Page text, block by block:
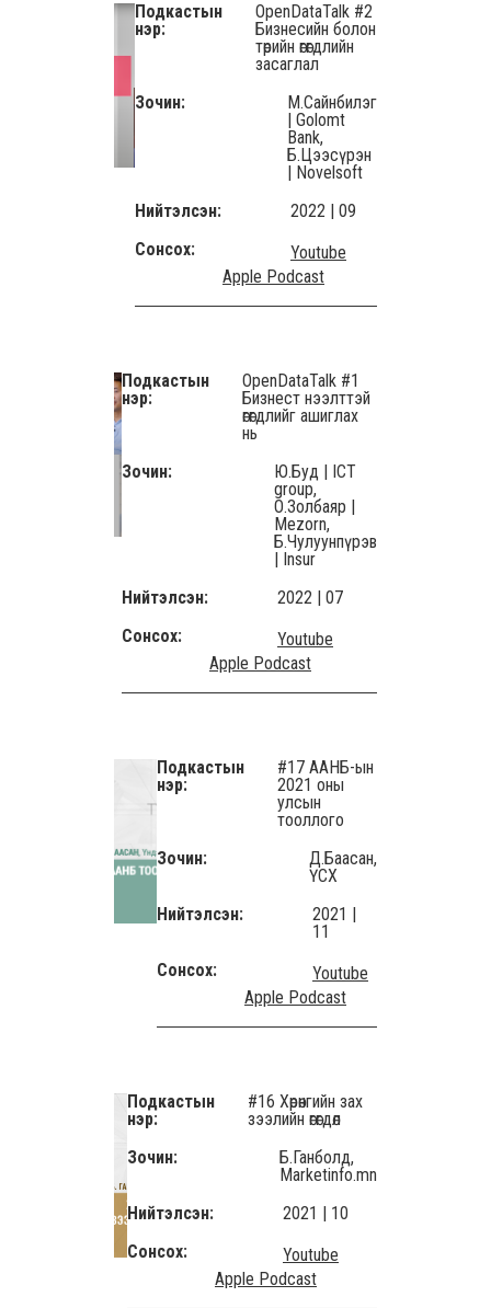
Подкастын
нэр:
OpenDataTalk #2
Бизнесийн болон
төрийн өгөгдлийн
засаглал
Зочин:
М.Сайнбилэг
| Golomt
Bank,
Б.Цээсүрэн
| Novelsoft
Нийтэлсэн:
2022 | 09
Сонсох:
Youtube
Apple Podcast
Подкастын
нэр:
OpenDataTalk #1
Бизнест нээлттэй
өгөгдлийг ашиглах
нь
Зочин:
Ю.Буд | ICT
group,
О.Золбаяр |
Mezorn,
Б.Чулуунпүрэв
| Insur
Нийтэлсэн:
2022 | 07
Сонсох:
Youtube
Apple Podcast
Подкастын
нэр:
#17 ААНБ-ын
2021 оны
улсын
тооллого
Зочин:
Д.Баасан,
ҮСХ
Нийтэлсэн:
2021 |
11
Сонсох:
Youtube
Apple Podcast
Подкастын
нэр:
#16 Хөрөнгийн зах
зээлийн өгөгдөл
Зочин:
Б.Ганболд,
Marketinfo.mn
Нийтэлсэн:
2021 | 10
Сонсох:
Youtube
Apple Podcast